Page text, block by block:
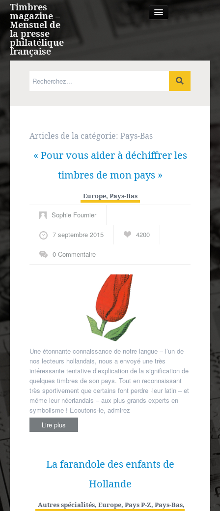
Timbres
magazine –
Mensuel de
la presse
philatélique
française
Expression française
Europe
Autres spécialités
Articles de la catégorie: Pays-Bas
« Pour vous aider à déchiffrer les
timbres de mon pays »
Europe, Pays-Bas
Sophie Fournier
7 septembre 2015 4200
0 Commentaire
Une étonnante connaissance de notre langue – l’un de
nos lecteurs hollandais, nous a envoyé une très
intéressante tentative d’explication de la signification de
quelques timbres de son pays. Tout en reconnaissant
très sportivement que certains font perdre ·leur latin – et
même leur néerlandais – aux plus grands experts en
symbolisme ! Ecoutons-le, admirez
Lire plus
La farandole des enfants de
Hollande
Autres spécialités, Europe, Pays P-Z, Pays-Bas,